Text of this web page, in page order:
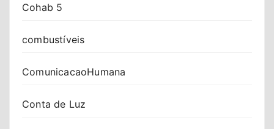
Cohab 5
combustíveis
ComunicacaoHumana
Conta de Luz